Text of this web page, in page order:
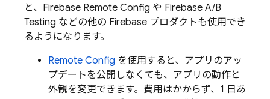
と、 Firebase Remote Config や Firebase A/B
Testing などの他の Firebase プロダクトも使用でき
るようになります。
Remote Config を使用すると、アプリのアッ
プデートを公開しなくても、アプリの動作と
外観を変更できます。費用はかからず、1 日あ